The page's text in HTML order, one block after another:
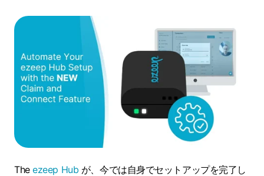
Theezeep Hub が、今では自身でセットアップを完了し